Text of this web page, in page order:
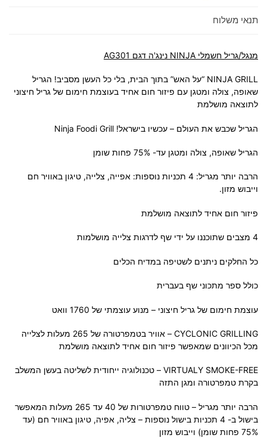
תנאי משלוח
‏מנגל/גריל חשמלי NINJA נינג'ה דגם AG301
NINJA GRILL “על האש” בתוך הבית, בלי כל העשן מסביב! הגריל
שאופה, צולה ומטגן עם פיזור חום אחיד בעוצמת חימום של גריל חיצוני
לתוצאה מושלמת
הגריל שכבש את העולם – עכשיו בישראל! Ninja Foodi Grill
הגריל שאופה, צולה ומטגן עד- 75% פחות שומן
הרבה יותר מגריל: 4 תכניות נוספות: אפייה, צלייה, טיגון באוויר חם
וייבוש מזון.
פיזור חום אחיד לתוצאה מושלמת
4 מצבים שתוכננו על ידי שף לדרגות צלייה מושלמות
כל החלקים ניתנים לשטיפה במדיח הכלים
כולל ספר מתכוני שף בעברית
עוצמת חימום של גריל חיצוני – מנוע עוצמתי של 1760 וואט
CYCLONIC GRILLING – אוויר בטמפרטורה של 265 מעלות לצלייה
מכל הכיוונים שמאפשר פיזור חום אחיד לתוצאה מושלמת
VIRTUALY SMOKE-FREE – טכנולוגיה ייחודית לשליטה בעשן המשלב
בקרת טמפרטורה ומגן התזה
הרבה יותר מגריל – טווח טמפרטורות של 40 עד 265 מעלות המאפשר
בישול ב- 4 תכניות בישול נוספות – צליה, אפיה, טיגון באוויר חם (עד
75% פחות שומן) וייבוש מזון